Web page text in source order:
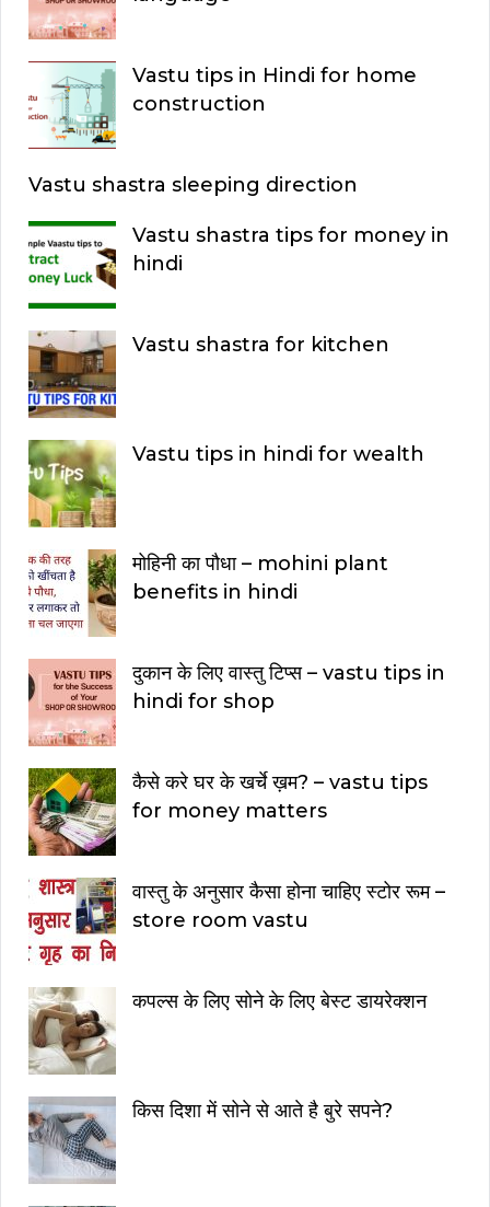
Vastu tips in Hindi for home
construction
Vastu shastra sleeping direction
Vastu shastra tips for money in
hindi
Vastu shastra for kitchen
Vastu tips in hindi for wealth
मोहिनी का पौधा – mohini plant
benefits in hindi
दुकान के लिए वास्तु टिप्स – vastu tips in
hindi for shop
कैसे करे घर के खर्चे ख़म? – vastu tips
for money matters
वास्तु के अनुसार कैसा होना चाहिए स्टोर रूम –
store room vastu
कपल्स के लिए सोने के लिए बेस्ट डायरेक्शन
किस दिशा में सोने से आते है बुरे सपने?